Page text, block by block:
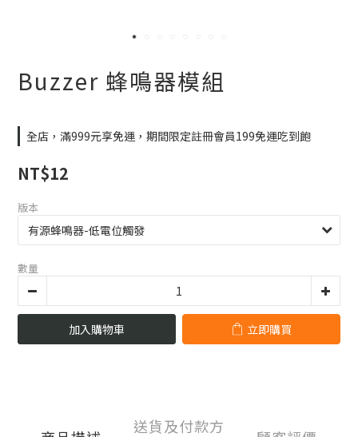
Buzzer 蜂鳴器模組
全店，滿999元享免運，期間限定註冊會員199免運吃到飽
NT$12
版本
數量
加入購物車 立即購買
送貨及付款方